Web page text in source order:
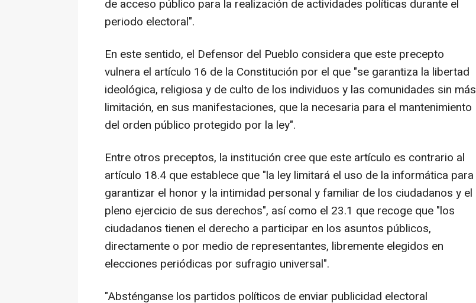
de acceso público para la realización de actividades políticas durante el
periodo electoral".
En este sentido, el Defensor del Pueblo considera que este precepto
vulnera el artículo 16 de la Constitución por el que "se garantiza la libertad
ideológica, religiosa y de culto de los individuos y las comunidades sin más
limitación, en sus manifestaciones, que la necesaria para el mantenimiento
del orden público protegido por la ley".
Entre otros preceptos, la institución cree que este artículo es contrario al
artículo 18.4 que establece que "la ley limitará el uso de la informática para
garantizar el honor y la intimidad personal y familiar de los ciudadanos y el
pleno ejercicio de sus derechos", así como el 23.1 que recoge que "los
ciudadanos tienen el derecho a participar en los asuntos públicos,
directamente o por medio de representantes, libremente elegidos en
elecciones periódicas por sufragio universal".
"Absténganse los partidos políticos de enviar publicidad electoral